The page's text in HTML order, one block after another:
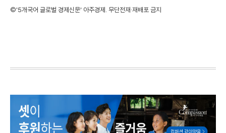
©'5개국어 글로벌 경제신문' 아주경제. 무단전재·재배포 금지